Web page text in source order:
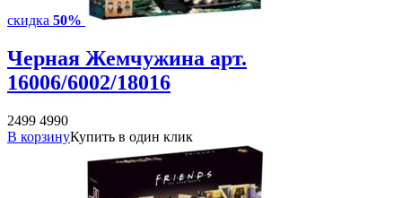
скидка 50%
Черная Жемчужина арт.
16006/6002/18016
2499 4990
В корзинуКупить в один клик